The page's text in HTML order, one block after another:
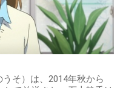
そ）は、2014年秋から